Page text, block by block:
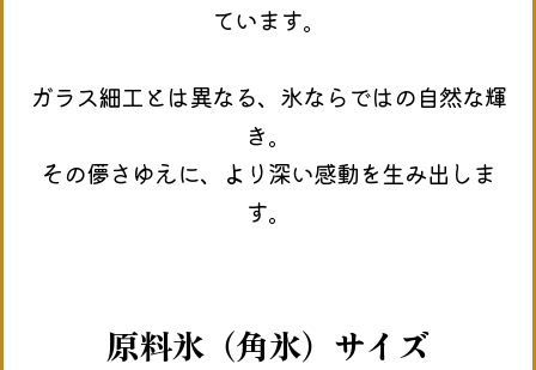
ています。
ガラス細工とは異なる、氷ならではの自然な輝
き。
その儚さゆえに、より深い感動を生み出しま
す。
原料氷（角氷）サイズ